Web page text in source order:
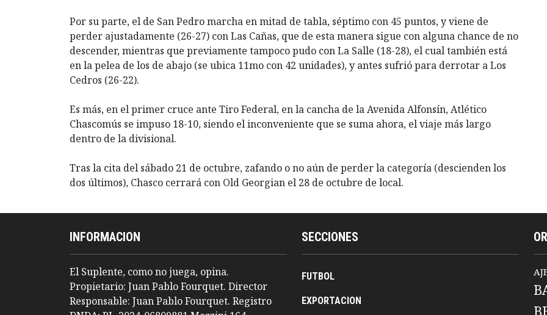
Por su parte, el de San Pedro marcha en mitad de tabla, séptimo con 45 puntos, y viene de
perder ajustadamente (26-27) con Las Cañas, que de esta manera sigue con alguna chance de no
descender, mientras que previamente tampoco pudo con La Salle (18-28), el cual también está
en la pelea de los de abajo (se ubica 11mo con 42 unidades), y antes sufrió para derrotar a Los
Cedros (26-22).
Es más, en el primer cruce ante Tiro Federal, en la cancha de la Avenida Alfonsín, Atlético
Chascomús se impuso 18-10, siendo el inconveniente que se suma ahora, el viaje más largo
dentro de la divisional.
Tras la cita del sábado 21 de octubre, zafando o no aún de perder la categoría (descienden los
dos últimos), Chasco cerrará con Old Georgian el 28 de octubre de local.
INFORMACION
El Suplente, como no juega, opina.
Propietario: Juan Pablo Fourquet. Director
Responsable: Juan Pablo Fourquet. Registro
SECCIONES
FUTBOL
EXPORTACION